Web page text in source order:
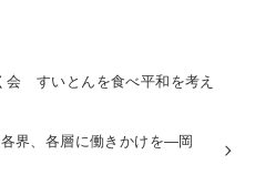
会 すいとんを食べ平和を考え
界、各層に働きかけを―岡